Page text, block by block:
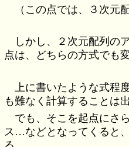
（この点では、３次元
しかし、２次元配列の
点は、どちらの方式でも
上に書いたような式程
も難なく計算することは
でも、そこを起点にさ
ス…などとなってくると